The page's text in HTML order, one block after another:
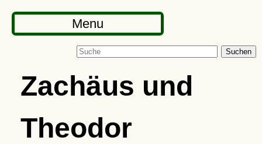
Menu
Suchen
Zachäus und
Theodor